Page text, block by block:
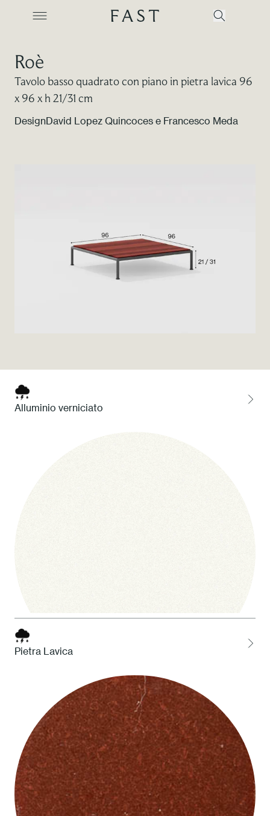
Azienda
Collezioni
Contatti
Roè
Tavolo basso quadrato con piano in pietra lavica 96
x 96 x h 21/31 cm
DesignDavid Lopez Quincoces e Francesco Meda
Alluminio verniciato
1 Bianco
Pietra Lavica